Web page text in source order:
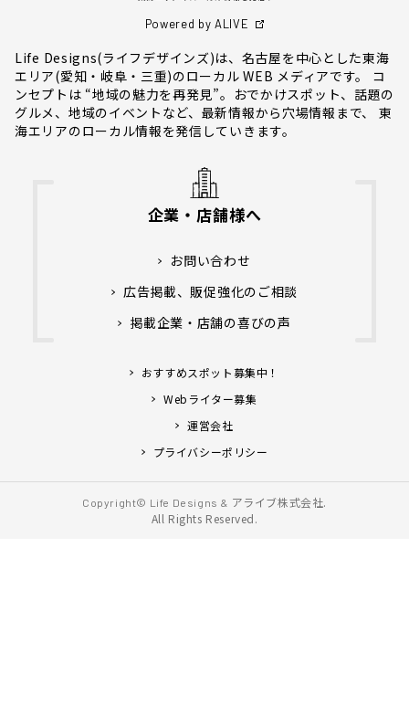
Powered by ALIVE
Life Designs(ライフデザインズ)は、名古屋を中心とした東海
エリア(愛知・岐阜・三重)のローカル WEB メディアです。 コ
ンセプトは “地域の魅力を再発見”。おでかけスポット、話題の
グルメ、地域のイベントなど、最新情報から穴場情報まで、 東
海エリアのローカル情報を発信していきます。
企業・店舗様へ
お問い合わせ
広告掲載、販促強化のご相談
掲載企業・店舗の喜びの声
おすすめスポット募集中！
Webライター募集
運営会社
プライバシーポリシー
Copyright© Life Designs & アライブ株式会社.
All Rights Reserved.